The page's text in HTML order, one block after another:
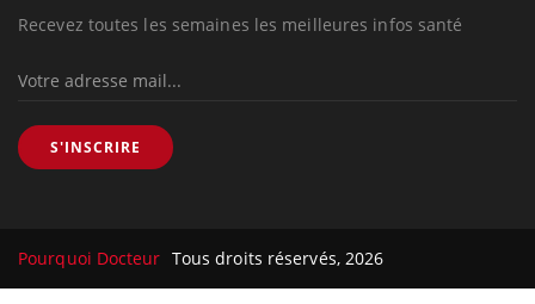
Recevez toutes les semaines les meilleures infos santé
S'INSCRIRE
Pourquoi Docteur Tous droits réservés, 2026